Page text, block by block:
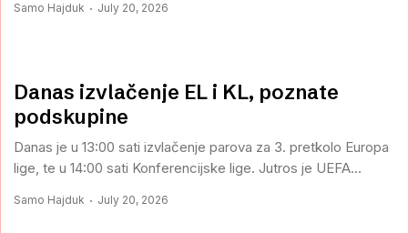
Samo Hajduk July 20, 2026
Danas izvlačenje EL i KL, poznate
podskupine
Danas je u 13:00 sati izvlačenje parova za 3. pretkolo Europa
lige, te u 14:00 sati Konferencijske lige. Jutros je UEFA...
Samo Hajduk July 20, 2026